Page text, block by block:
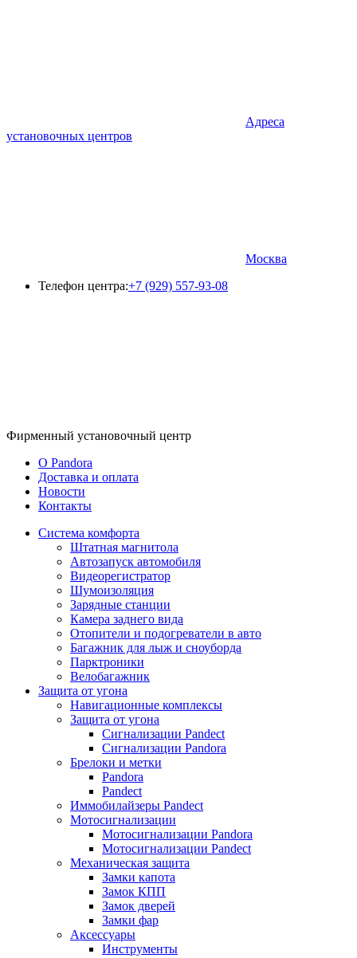
Адреса
установочных центров
Москва
Телефон центра:+7 (929) 557-93-08
Фирменный установочный центр
O Pandora
Доставка и оплата
Новости
Контакты
Система комфорта
Штатная магнитола
Автозапуск автомобиля
Видеорегистратор
Шумоизоляция
Зарядные станции
Камера заднего вида
Отопители и подогреватели в авто
Багажник для лыж и сноуборда
Парктроники
Велобагажник
Защита от угона
Навигационные комплексы
Защита от угона
Сигнализации Pandect
Сигнализации Pandora
Брелоки и метки
Pandora
Pandect
Иммобилайзеры Pandect
Мотосигнализации
Мотосигнализации Pandora
Мотосигнализации Pandect
Механическая защита
Замки капота
Замок КПП
Замок дверей
Замки фар
Аксессуары
Инструменты